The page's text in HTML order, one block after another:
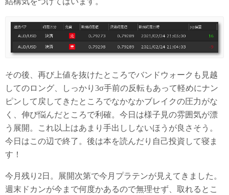
その後、再び上値を抜けたところでバンドウォークも見越
してのロング、しっかり3σ手前の反転もあって軽めにナン
ピンして戻してきたところでなかなかブレイクの圧力がな
く、伸び悩んだところで利確。今日は様子見の雰囲気が漂
う展開。これ以上はあまり手出ししないほうが良さそう。
今日はこの辺で終了。後は本を読んだり自己投資して寝ま
す！
今月残り2日。展開次第で今月プラテンが見えてきました。
週末ドカンが今まで何度かあるので無理せず、取れるとこ